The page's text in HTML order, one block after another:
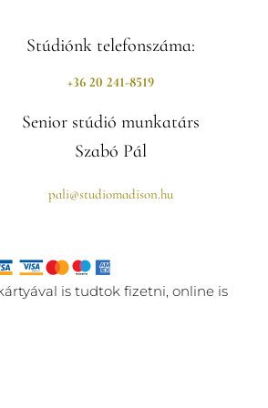
Stúdiónk telefonszáma:
+36 20 241-8519
Senior stúdió munkatárs
Szabó Pál
pali@studiomadison.hu
is tudtok fizetni, online is